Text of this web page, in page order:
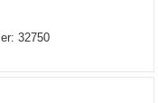
32750